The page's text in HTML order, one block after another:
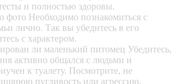
и полностью здоровы.
фото Необходимо познакомиться с
лично. Так вы убедитесь в его
с характером.
ли маленький питомец Убедитесь,
активно общался с людьми и
к туалету. Посмотрите, не
пугливость или агрессию.